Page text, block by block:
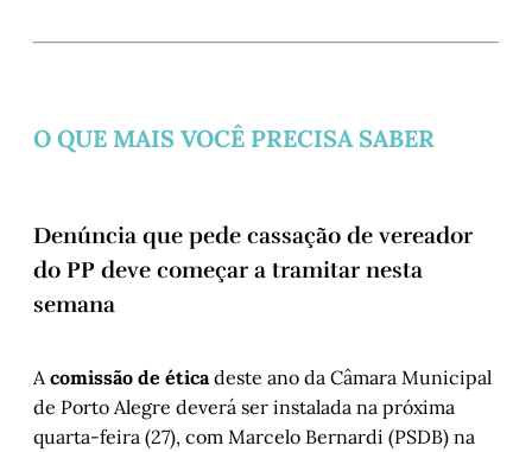
O QUE MAIS VOCÊ PRECISA SABER
Denúncia que pede cassação de vereador
do PP deve começar a tramitar nesta
semana
A comissão de ética deste ano da Câmara Municipal
de Porto Alegre deverá ser instalada na próxima
quarta-feira (27), com Marcelo Bernardi (PSDB) na